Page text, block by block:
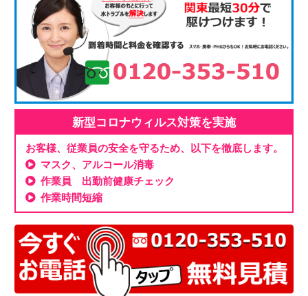
新型コロナウィルス対策を実施
お客様、従業員の安全を守るため、以下を徹底します。
マスク、アルコール消毒
作業員 出勤前健康チェック
作業時間短縮